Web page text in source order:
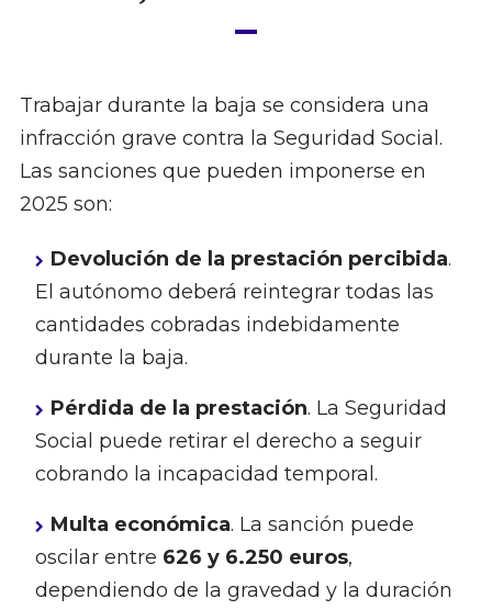
Trabajar durante la baja se considera una
infracción grave contra la Seguridad Social.
Las sanciones que pueden imponerse en
2025 son:
Devolución de la prestación percibida.
El autónomo deberá reintegrar todas las
cantidades cobradas indebidamente
durante la baja.
Pérdida de la prestación. La Seguridad
Social puede retirar el derecho a seguir
cobrando la incapacidad temporal.
Multa económica. La sanción puede
oscilar entre 626 y 6.250 euros,
dependiendo de la gravedad y la duración